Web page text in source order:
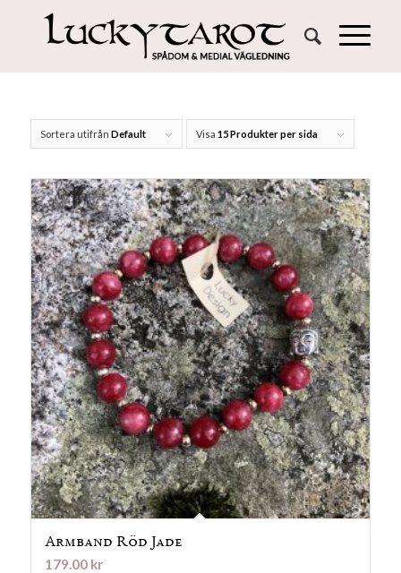
Sortera utifrån Default Visa 15 Produkter per sida
Armband Röd Jade
179.00 kr